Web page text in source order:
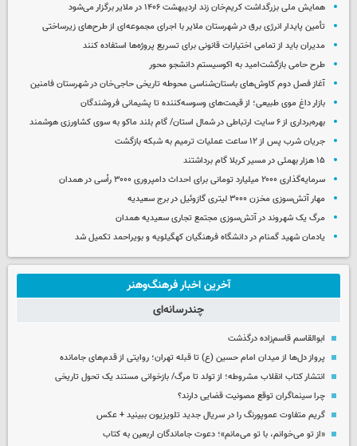
همایش ملی بزرگداشت کریم‌خان زند اردیبهشت ۱۴۰۶ در ملایر برگزار می‌شود
تأمین پایدار انرژی برق در شهرستان ملایر با اجرای مجموعه‌ای از طرح‌های زیرساختی
مدیران باید از تمامی اختیارات قانونی برای تسریع پروژه‌ها استفاده کنند
طرح حامی بازگشت‌امید به اکوسیستم دانشجو محور
آغاز فصل دوم کاوش‌های باستان‌شناسی محوطه تاریخی حاجی‌خان در شهرستان فامنین
بازار داغ موی طبیعی؛ از قیمت‌های وسوسه‌کننده تا پشیمانی فروشندگان
بهره‌برداری از ۶ سایت ارتباطی در شمال استان/ گام بلند ماکو به سوی کشاورزی هوشمند
جریان شرب پس از ۱۲ ساعت عملیات ترمیم به شبکه بازگشت
۱۵ هزار بهمئی در مسیر کربلا گام برداشتند
سرمایه‌گذاری ۲۰۰۰ میلیارد تومانی برای احداث دامپروری ۳۰۰۰ رأسی در همدان
مهار آتش‌سوزی مخزن ۳۰۰۰ لیتری گازوئیل در برج سعیدیه
مرگ یک شهروند در آتش‌سوزی مجتمع تجاری سعیدیه همدان
یادمان شهید گمنام در دانشگاه فرهنگیان کهگیلویه و بویراحمد تکمیل شد
آخرین اخبار فرهنگ‌وهنر
چندرسانه‌ای
ابوالقاسم قاسم‌زاده درگذشت
پرواز دل‌ها از میدان امام حسین (ع) تا قبله تهران؛ روایتی از قدم‌های جامانده
انتشار کتاب انقلاب مشروطه؛ از تولد تا مرگ/ بازخوانی مستند یک تحول تاریخی
چرا سینماگران توقع مصونیت قضایی دارند؟
گریم متفاوت عموپورنگ را در سریال جدید تلویزیون ببینید + عکس
«از تو می‌خوانم، با تو می‌مانم»؛ دعوت جاماندگان اربعین به کتاب